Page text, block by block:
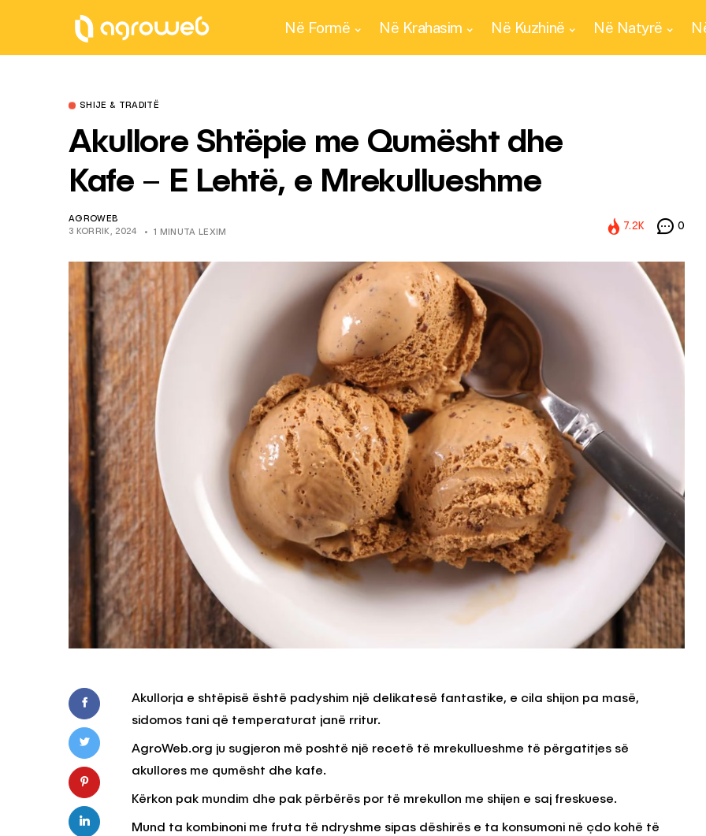
Në Formë Në Krahasim Në Kuzhinë Në Natyrë
SHIJE & TRADITË
Akullore Shtëpie me Qumësht dhe
Kafe – E Lehtë, e Mrekullueshme
AGROWEB
3 KORRIK, 2024
1 MINUTA LEXIM
7.2K 0
Akullorja e shtëpisë është padyshim një delikatesë fantastike, e cila shijon pa masë,
sidomos tani që temperaturat janë rritur.
AgroWeb.org ju sugjeron më poshtë një recetë të mrekullueshme të përgatitjes së
akullores me qumësht dhe kafe.
Kërkon pak mundim dhe pak përbërës por të mrekullon me shijen e saj freskuese.
Mund ta kombinoni me fruta të ndryshme sipas dëshirës e ta konsumoni në çdo kohë të
Duhet të Përdorni
e Aluminit për Ruajtjen
Vijnë Nga Akulloret e
Vjetëruara
Vajit të Ullirit Gjatë Ditëve të
Nxehta